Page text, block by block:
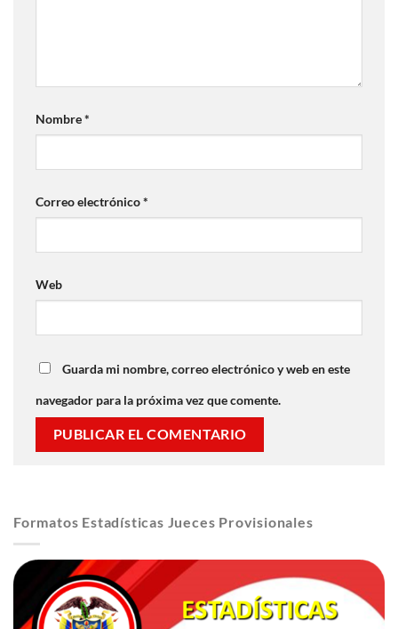
Nombre*
Correo electrónico*
Web
Guarda mi nombre, correo electrónico y web en este
navegador para la próxima vez que comente.
Formatos Estadísticas Jueces Provisionales